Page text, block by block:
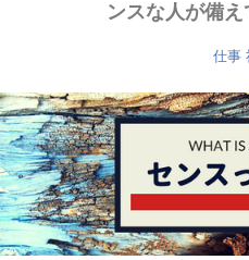
ンスな人が備
仕事